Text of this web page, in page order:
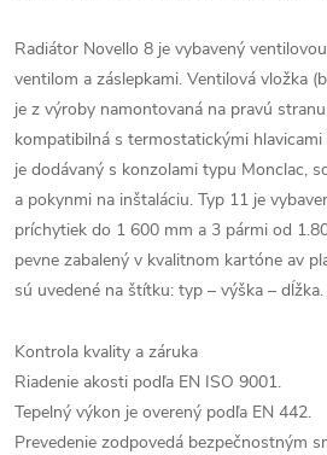
Radiátor Novello 8 je vybavený
ventilom a záslepkami. Ventilová vložka
je z výroby namontovaná na pravú
kompatibilná s termostatickými
je dodávaný s konzolami typu Monclac,
a pokynmi na inštaláciu. Typ 11 je
príchytiek do 1 600 mm a 3 pármi od
pevne zabalený v kvalitnom kartóne av
sú uvedené na štítku: typ – výška – dĺžka.
Kontrola kvality a záruka
Riadenie akosti podľa EN ISO 9001.
Tepelný výkon je overený podľa EN 442.
Prevedenie zodpovedá bezpečnostným